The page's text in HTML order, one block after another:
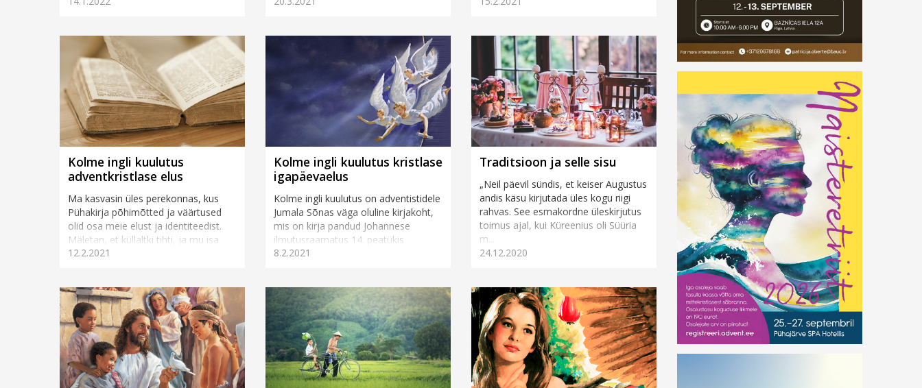
Kolme ingli kuulutus
adventkristlase elus
Ma kasvasin üles perekonnas, kus
Pühakirja põhimõtted ja väärtused
olid osa meie elust ja identiteedist.
Mäletan, et küllaltki tihti, ja mu isa
initsiatiivi...
12.2.2021
Kolme ingli kuulutus kristlase
igapäevaelus
Kolme ingli kuulutus on adventistidele
Jumala Sõnas väga oluline kirjakoht,
mis on kirja pandud Johannese
ilmutusraamatus 14. peatükis
salmides 6–12. Võiks isegi öel...
8.2.2021
Traditsioon ja selle sisu
„Neil päevil sündis, et keiser Augustus
andis käsu kirjutada üles kogu riigi
rahvas. See esmakordne üleskirjutus
toimus ajal, kui Küreenius oli Süüria
m...
24.12.2020